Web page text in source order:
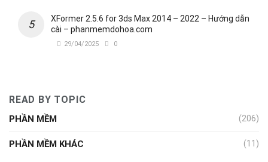
XFormer 2.5.6 for 3ds Max 2014 – 2022 – Hướng dẫn
cài – phanmemdohoa.com
29/04/2025 0
READ BY TOPIC
PHẦN MỀM (206)
PHẦN MỀM KHÁC (11)